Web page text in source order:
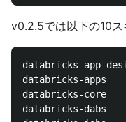
v0.2.5では以下の10ス
databricks-app-
databricks-apps
databricks-core
databricks-dabs